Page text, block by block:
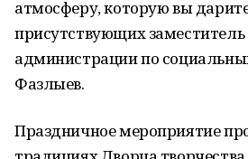
атмосферу, которую вы
присутствующих
администрации по
Фазлыев.
Праздничное мероприятие